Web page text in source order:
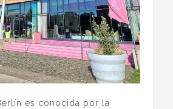
es conocida por la